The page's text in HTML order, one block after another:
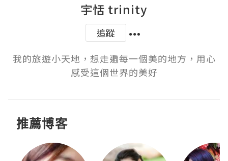
宇恬 trinity
追蹤
我的旅遊小天地，想走遍每一個美的地方，用心
感受這個世界的美好
推薦博客